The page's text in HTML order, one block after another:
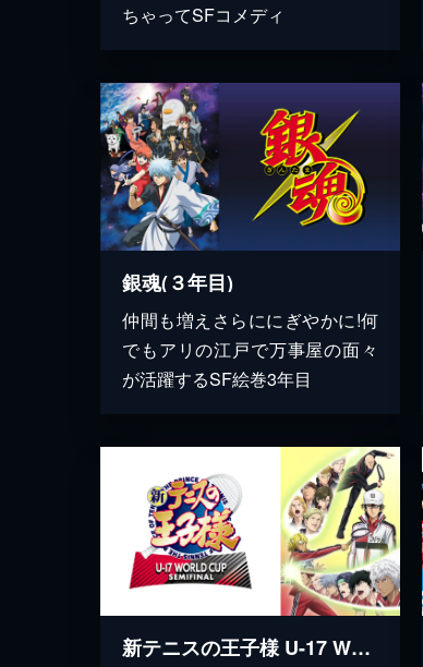
ちゃってSFコメディ
銀魂(３年目)
仲間も増えさらににぎやかに!何
でもアリの江戸で万事屋の面々
が活躍するSF絵巻3年目
新テニスの王子様 U-17 WORLD CUP SEMIFINAL